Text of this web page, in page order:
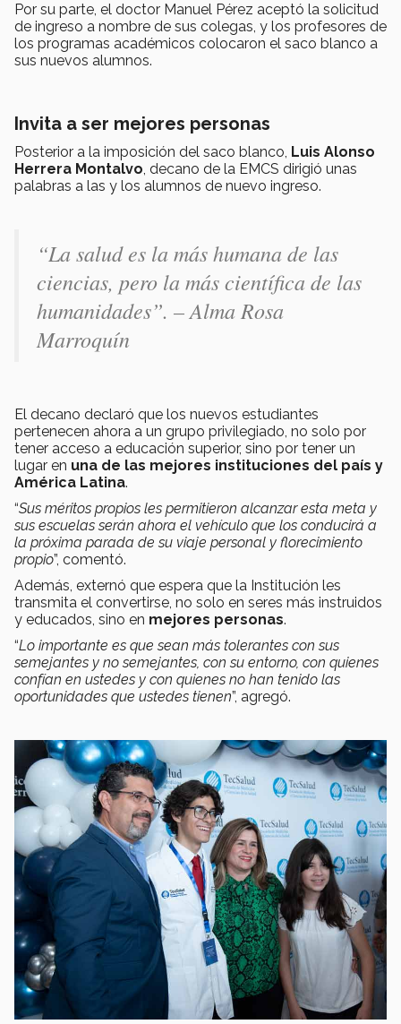
Por su parte, el doctor Manuel Pérez aceptó la solicitud
de ingreso a nombre de sus colegas, y los profesores de
los programas académicos colocaron el saco blanco a
sus nuevos alumnos.
Invita a ser mejores personas
Posterior a la imposición del saco blanco, Luis Alonso
Herrera Montalvo , decano de la EMCS dirigió unas
palabras a las y los alumnos de nuevo ingreso.
“La salud es la más humana de las
ciencias, pero la más científica de las
humanidades”. – Alma Rosa
Marroquín
El decano declaró que los nuevos estudiantes
pertenecen ahora a un grupo privilegiado, no solo por
tener acceso a educación superior, sino por tener un
lugar en una de las mejores instituciones del país y
América Latina.
“Sus méritos propios les permitieron alcanzar esta meta y
sus escuelas serán ahora el vehículo que los conducirá a
la próxima parada de su viaje personal y florecimiento
propio”, comentó.
Además, externó que espera que la Institución les
transmita el convertirse, no solo en seres más instruidos
y educados, sino en mejores personas.
“Lo importante es que sean más tolerantes con sus
semejantes y no semejantes, con su entorno, con quienes
confían en ustedes y con quienes no han tenido las
oportunidades que ustedes tienen”, agregó.